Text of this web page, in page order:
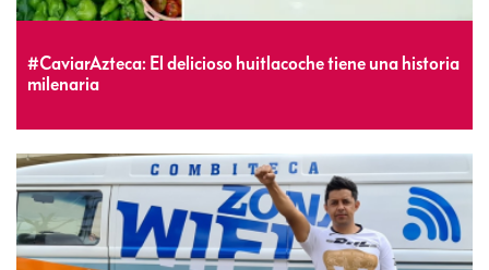
#CaviarAzteca: El delicioso huitlacoche tiene una historia
milenaria